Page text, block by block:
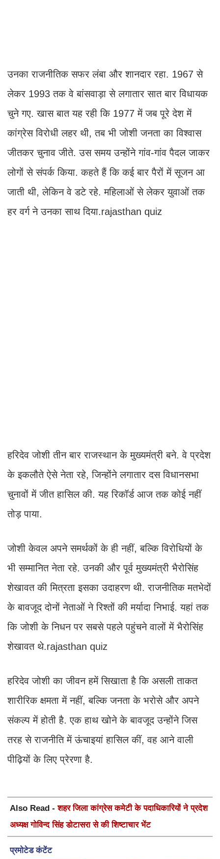
उनका राजनीतिक सफर लंबा और शानदार रहा. 1967 से
लेकर 1993 तक वे बांसवाड़ा से लगातार सात बार विधायक
चुने गए. खास बात यह रही कि 1977 में जब पूरे देश में
कांग्रेस विरोधी लहर थी, तब भी जोशी जनता का विश्वास
जीतकर चुनाव जीते. उस समय उन्होंने गांव-गांव पैदल जाकर
लोगों से संपर्क किया. कहते हैं कि कई बार पैरों में सूजन आ
जाती थी, लेकिन वे डटे रहे. महिलाओं से लेकर युवाओं तक
हर वर्ग ने उनका साथ दिया.rajasthan quiz
हरिदेव जोशी तीन बार राजस्थान के मुख्यमंत्री बने. वे प्रदेश
के इकलौते ऐसे नेता रहे, जिन्होंने लगातार दस विधानसभा
चुनावों में जीत हासिल की. यह रिकॉर्ड आज तक कोई नहीं
तोड़ पाया.
जोशी केवल अपने समर्थकों के ही नहीं, बल्कि विरोधियों के
भी सम्मानित नेता रहे. उनकी और पूर्व मुख्यमंत्री भैरोसिंह
शेखावत की मित्रता इसका उदाहरण थी. राजनीतिक मतभेदों
के बावजूद दोनों नेताओं ने रिश्तों की मर्यादा निभाई. यहां तक
कि जोशी के निधन पर सबसे पहले पहुंचने वालों में भैरोसिंह
शेखावत थे.rajasthan quiz
हरिदेव जोशी का जीवन हमें सिखाता है कि असली ताकत
शारीरिक क्षमता में नहीं, बल्कि जनता के भरोसे और अपने
संकल्प में होती है. एक हाथ खोने के बावजूद उन्होंने जिस
तरह से राजनीति में ऊंचाइयां हासिल कीं, वह आने वाली
पीढ़ियों के लिए प्रेरणा है.
Also Read -शहर जिला कांग्रेस कमेटी के पदाधिकारियों ने प्रदेश
अध्यक्ष गोविन्द सिंह डोटासरा से की शिष्टाचार भेंट